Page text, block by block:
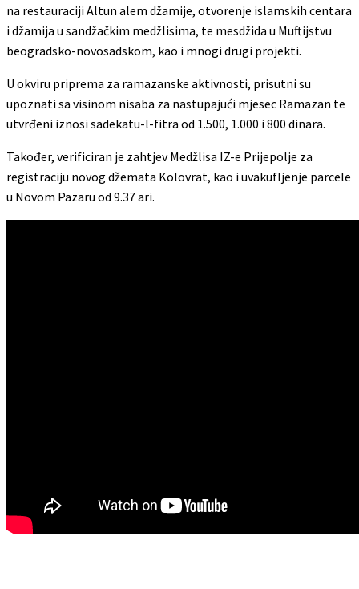
na restauraciji Altun alem džamije, otvorenje islamskih centara
i džamija u sandžačkim medžlisima, te mesdžida u Muftijstvu
beogradsko-novosadskom, kao i mnogi drugi projekti.
U okviru priprema za ramazanske aktivnosti, prisutni su
upoznati sa visinom nisaba za nastupajući mjesec Ramazan te
utvrđeni iznosi sadekatu-l-fitra od 1.500, 1.000 i 800 dinara.
Također, verificiran je zahtjev Medžlisa IZ-e Prijepolje za
registraciju novog džemata Kolovrat, kao i uvakufljenje parcele
u Novom Pazaru od 9.37 ari.